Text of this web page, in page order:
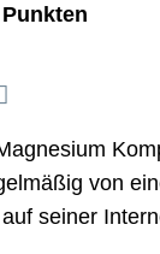
von
seiner